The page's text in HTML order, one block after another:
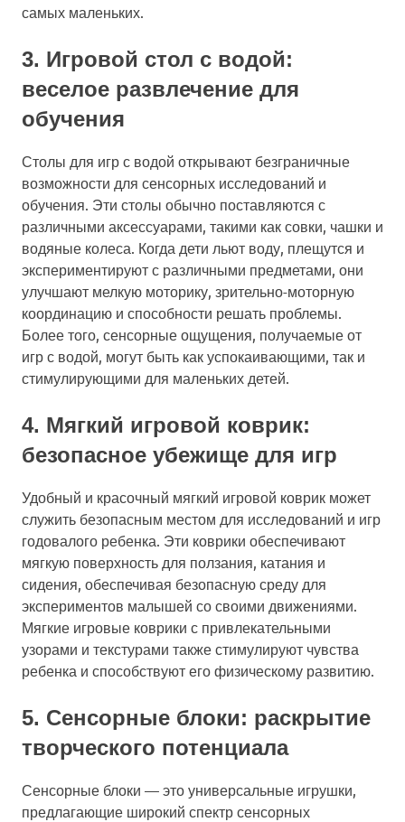
самых маленьких.
3. Игровой стол с водой:
веселое развлечение для
обучения
Столы для игр с водой открывают безграничные
возможности для сенсорных исследований и
обучения. Эти столы обычно поставляются с
различными аксессуарами, такими как совки, чашки и
водяные колеса. Когда дети льют воду, плещутся и
экспериментируют с различными предметами, они
улучшают мелкую моторику, зрительно-моторную
координацию и способности решать проблемы.
Более того, сенсорные ощущения, получаемые от
игр с водой, могут быть как успокаивающими, так и
стимулирующими для маленьких детей.
4. Мягкий игровой коврик:
безопасное убежище для игр
Удобный и красочный мягкий игровой коврик может
служить безопасным местом для исследований и игр
годовалого ребенка. Эти коврики обеспечивают
мягкую поверхность для ползания, катания и
сидения, обеспечивая безопасную среду для
экспериментов малышей со своими движениями.
Мягкие игровые коврики с привлекательными
узорами и текстурами также стимулируют чувства
ребенка и способствуют его физическому развитию.
5. Сенсорные блоки: раскрытие
творческого потенциала
Сенсорные блоки — это универсальные игрушки,
предлагающие широкий спектр сенсорных